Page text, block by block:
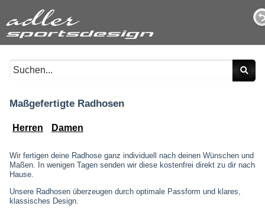
Maßgefertigte Radhosen
Herren Damen
Wir fertigen deine Radhose ganz individuell nach deinen Wünschen und
Maßen. In wenigen Tagen senden wir diese kostenfrei direkt zu dir nach
Hause.
Unsere Radhosen überzeugen durch optimale Passform und klares,
klassisches Design.